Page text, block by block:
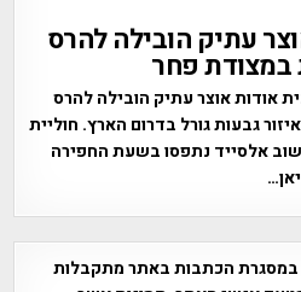
עתיק הובילה להרס
במצודת פחר
אודות אוצר עתיק הובילה להרס
גבעות גורל בדרום הארץ. חוליית
אלסייד נתפסו בשעת החפירה
במסגרת הכתבות באתר מתקבלות